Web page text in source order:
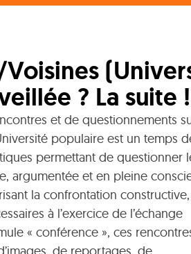
? La suite !
et de questionnements
populaire est un temps
permettant de questionner
argumentée et en pleine
la confrontation
à l’exercice de l’échange
« conférence », ces